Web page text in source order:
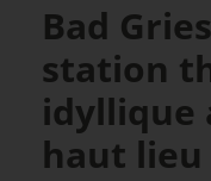
Bad
station
idyllique
haut